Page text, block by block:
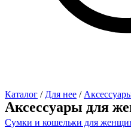
Каталог / Для нее /
Аксессуары для
Сумки и кошельки для